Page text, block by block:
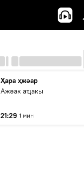
Ҳара ҳжәар
Ажәак аҵакы
21:29 1 мин